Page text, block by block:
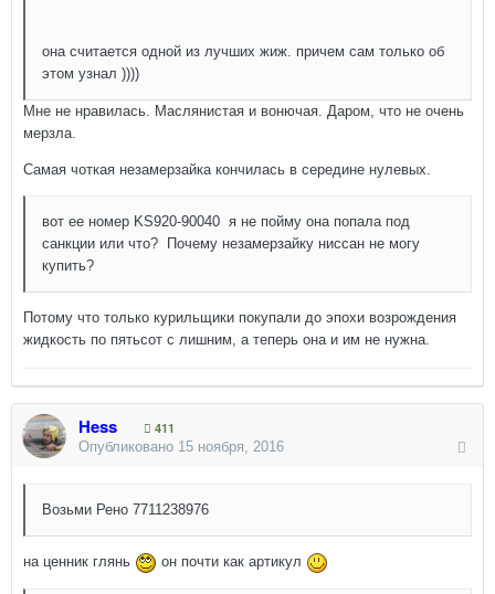
она считается одной из лучших жиж. причем сам только об
этом узнал ))))
Мне не нравилась. Маслянистая и вонючая. Даром, что не очень
мерзла.
Самая чоткая незамерзайка кончилась в середине нулевых.
вот ее номер KS920-90040 я не пойму она попала под
санкции или что? Почему незамерзайку ниссан не могу
купить?
Потому что только курильщики покупали до эпохи возрождения
жидкость по пятьсот с лишним, а теперь она и им не нужна.
Hess
411
Опубликовано 15 ноября, 2016
Возьми Рено 7711238976
на ценник глянь он почти как артикул